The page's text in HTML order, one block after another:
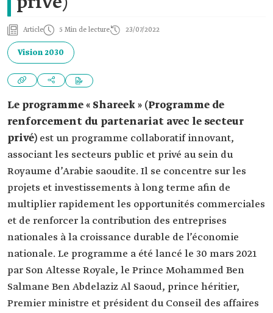
Article 5 Min de lecture 23/07/2022
Vision 2030
Le programme « Shareek » (Programme de
renforcement du partenariat avec le secteur
privé) est un programme collaboratif innovant,
associant les secteurs public et privé au sein du
Royaume d’Arabie saoudite. Il se concentre sur les
projets et investissements à long terme afin de
multiplier rapidement les opportunités commerciales
et de renforcer la contribution des entreprises
nationales à la croissance durable de l’économie
nationale. Le programme a été lancé le 30 mars 2021
par Son Altesse Royale, le Prince Mohammed Ben
Salmane Ben Abdelaziz Al Saoud, prince héritier,
Premier ministre et président du Conseil des affaires